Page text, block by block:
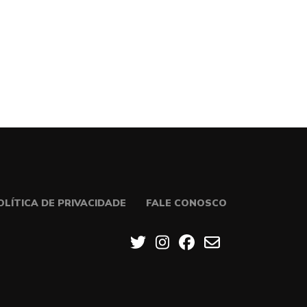
DE PRIVACIDADE FALE CONOSCO